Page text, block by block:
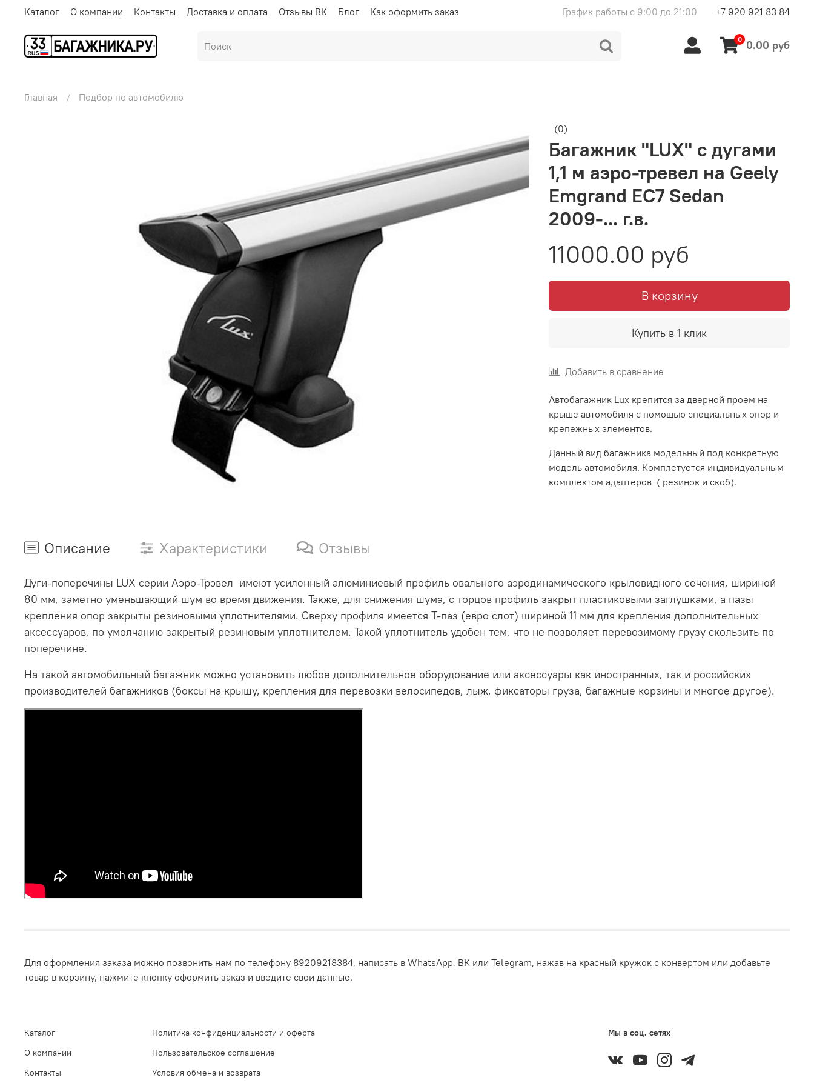
Каталог О компании Контакты Доставка и оплата Отзывы ВК Блог Как оформить заказ График работы с 9:00 до 21:00 +7 920 921 83 84
0 0.00 руб
Главная Подбор по автомобилю
(0)
Багажник "LUX" с дугами
1,1 м аэро-тревел на Geely
Emgrand EC7 Sedan
2009-... г.в.
11000.00 руб
В корзину
Купить в 1 клик
Добавить в сравнение
Автобагажник Lux крепится за дверной проем на
крыше автомобиля с помощью специальных опор и
крепежных элементов.
Данный вид багажника модельный под конкретную
модель автомобиля. Комплетуется индивидуальным
комплектом адаптеров ( резинок и скоб).
Описание Характеристики Отзывы
Дуги-поперечины LUX серии Аэро-Трэвел имеют усиленный алюминиевый профиль овального аэродинамического крыловидного сечения, шириной
80 мм, заметно уменьшающий шум во время движения. Также, для снижения шума, с торцов профиль закрыт пластиковыми заглушками, а пазы
крепления опор закрыты резиновыми уплотнителями. Сверху профиля имеется Т-паз (евро слот) шириной 11 мм для крепления дополнительных
аксессуаров, по умолчанию закрытый резиновым уплотнителем. Такой уплотнитель удобен тем, что не позволяет перевозимому грузу скользить по
поперечине.
На такой автомобильный багажник можно установить любое дополнительное оборудование или аксессуары как иностранных, так и российских
производителей багажников (боксы на крышу, крепления для перевозки велосипедов, лыж, фиксаторы груза, багажные корзины и многое другое).
Для оформления заказа можно позвонить нам по телефону 89209218384, написать в WhatsApp, ВК или Telegram, нажав на красный кружок с конвертом или добавьте
товар в корзину, нажмите кнопку оформить заказ и введите свои данные.
Каталог
О компании
Контакты
Политика конфиденциальности и оферта
Пользовательское соглашение
Условия обмена и возврата
Мы в соц. сетях